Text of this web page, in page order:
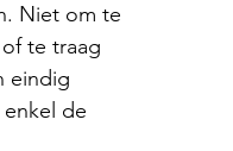
Niet om te
te traag
eindig
de